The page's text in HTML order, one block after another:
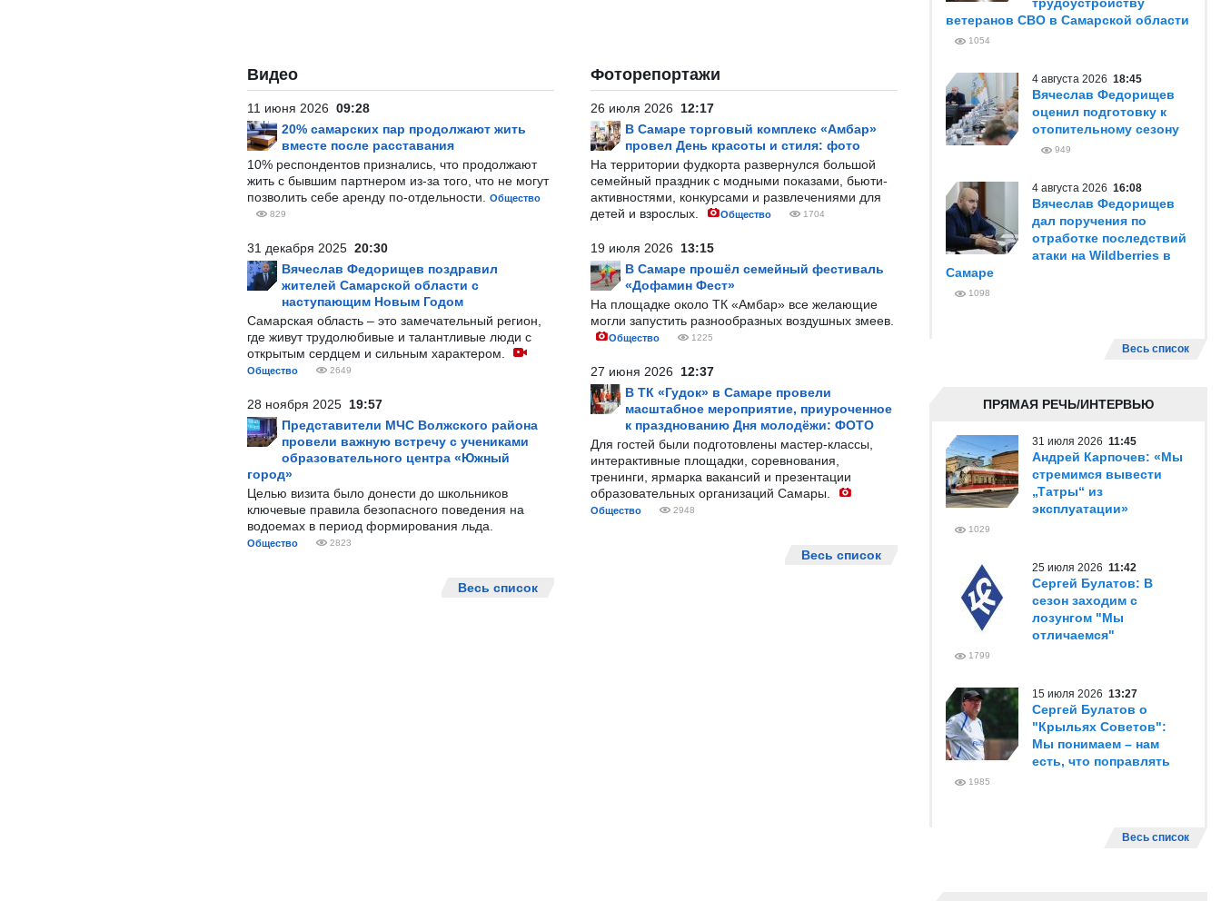
Видео
11 июня 2026 09:28
20% самарских пар продолжают жить
вместе после расставания
10% респондентов признались, что продолжают
жить с бывшим партнером из-за того, что не могут
позволить себе аренду по-отдельности.
Общество
829
31 декабря 2025 20:30
Вячеслав Федорищев поздравил
жителей Самарской области с
наступающим Новым Годом
Самарская область – это замечательный регион,
где живут трудолюбивые и талантливые люди с
открытым сердцем и сильным характером.
Общество 2649
28 ноября 2025 19:57
Представители МЧС Волжского района
провели важную встречу с учениками
образовательного центра «Южный
город»
Целью визита было донести до школьников
ключевые правила безопасного поведения на
водоемах в период формирования льда.
Общество 2823
Весь список
Фоторепортажи
26 июля 2026 12:17
В Самаре торговый комплекс «Амбар»
провел День красоты и стиля: фото
На территории фудкорта развернулся большой
семейный праздник с модными показами, бьюти-
активностями, конкурсами и развлечениями для
детей и взрослых.
Общество 1704
19 июля 2026 13:15
В Самаре прошёл семейный фестиваль
«Дофамин Фест»
На площадке около ТК «Амбар» все желающие
могли запустить разнообразных воздушных змеев.
Общество 1225
27 июня 2026 12:37
В ТК «Гудок» в Самаре провели
масштабное мероприятие, приуроченное
к празднованию Дня молодёжи: ФОТО
Для гостей были подготовлены мастер-классы,
интерактивные площадки, соревнования,
тренинги, ярмарка вакансий и презентации
образовательных организаций Самары.
Общество 2948
Весь список
ветеранов СВО в Самарской области
1054
4 августа 2026 18:45
Вячеслав Федорищев
оценил подготовку к
отопительному сезону
949
4 августа 2026 16:08
Вячеслав Федорищев
дал поручения по
отработке последствий
атаки на Wildberries в
Самаре
1098
Весь список
ПРЯМАЯ РЕЧЬ/ИНТЕРВЬЮ
31 июля 2026 11:45
Андрей Карпочев: «Мы
стремимся вывести
„Татры“ из
эксплуатации»
1029
25 июля 2026 11:42
Сергей Булатов: В
сезон заходим с
лозунгом "Мы
отличаемся"
1799
15 июля 2026 13:27
Сергей Булатов о
"Крыльях Советов":
Мы понимаем – нам
есть, что поправлять
1985
Весь список